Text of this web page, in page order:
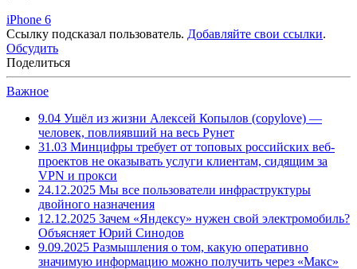
iPhone 6
Ссылку подсказал пользователь. Добавляйте свои ссылки.
Обсудить
Поделиться
Важное
9.04 Ушёл из жизни Алексей Копылов (copylove) —
человек, повлиявший на весь Рунет
31.03 Минцифры требует от топовых российских веб-
проектов не оказывать услуги клиентам, сидящим за
VPN и прокси
24.12.2025 Мы все пользователи инфраструктуры
двойного назначения
12.12.2025 Зачем «Яндексу» нужен свой электромобиль?
Объясняет Юрий Синодов
9.09.2025 Размышления о том, какую оперативно
значимую информацию можно получить через «Макс»